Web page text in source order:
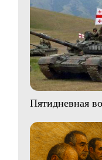
Пятидневная